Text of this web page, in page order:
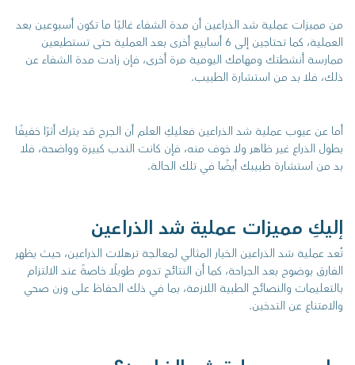
من مميزات عملية شد الذراعين أن مدة الشفاء غالبًا ما تكون أسبوعين بعد
العملية، كما تحتاجين إلى 6 أسابيع أخرى بعد العملية حتى تستطيعين
ممارسة أنشطتك ومهامك اليومية مرة أخرى، فإن زادت مدة الشفاء عن
ذلك، فلا بد من استشارة الطبيب.
أما عن عيوب عملية شد الذراعين فعليكِ العلم أن الجرح قد يترك أثرًا خفيفًا
بطول الذراع غير ظاهر ولا خوف منه، فإن كانت الندب كبيرة وواضحة، فلا
بد من استشارة طبيبك أيضًا في تلك الحالة.
إليكِ مميزات عملية شد الذراعين
تُعد عملية شد الذراعين الخيار المثالي لمعالجة ترهلات الذراعين، حيث يظهر
الفارق بوضوح بعد الجراحة، كما أن النتائج تدوم طويلًا خاصةً عند الالتزام
بالتعليمات والنصائح الطبية اللازمة، بما في ذلك الحفاظ على وزن صحي
والامتناع عن التدخين.